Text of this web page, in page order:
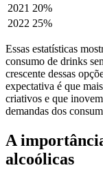
2021 20%
2022 25%
Essas estatísticas
consumo de drinks
crescente dessas
expectativa é que
criativos e que
demandas dos
A
alcoólicas